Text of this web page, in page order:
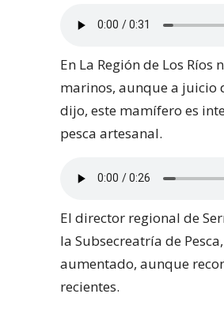
En La Región de Los
marinos, aunque a juicio
dijo, este mamífero es
pesca artesanal.
El director regional de
la Subsecreatría de
aumentado, aunque
recientes.